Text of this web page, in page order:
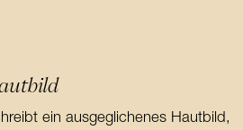
ein ausgeglichenes Hautbild,